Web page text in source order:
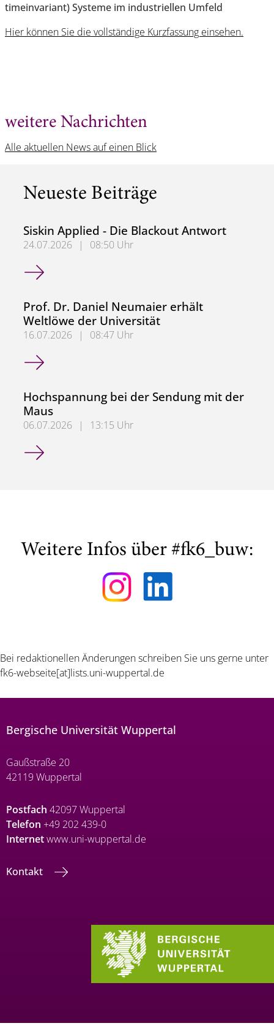
timeinvariant) Systeme im industriellen Umfeld
Hier können Sie die vollständige Kurzfassung einsehen.
weitere Nachrichten
Alle aktuellen News auf einen Blick
Neueste Beiträge
Siskin Applied - Die Blackout Antwort
24.07.2026 |
08:50 Uhr
Siskin Applied - Die Blackout Antwort
Prof. Dr. Daniel Neumaier erhält
Weltlöwe der Universität
16.07.2026 |
08:47 Uhr
Prof. Dr. Daniel Neumaier erhält Weltlöwe der Universität
Hochspannung bei der Sendung mit der
Maus
06.07.2026 |
13:15 Uhr
Hochspannung bei der Sendung mit der Maus
Weitere Infos über #fk6_buw:
Bei redaktionellen Änderungen schreiben Sie uns gerne unter
fk6-webseite[at]lists.uni-wuppertal.de
Bergische Universität Wuppertal
Gaußstraße 20
42119 Wuppertal
Postfach 42097 Wuppertal
Telefon +49 202 439-0
Internetwww.uni-wuppertal.de
Kontakt